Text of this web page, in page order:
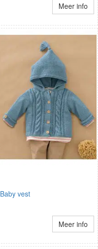
Meer info
Baby vest
Meer info